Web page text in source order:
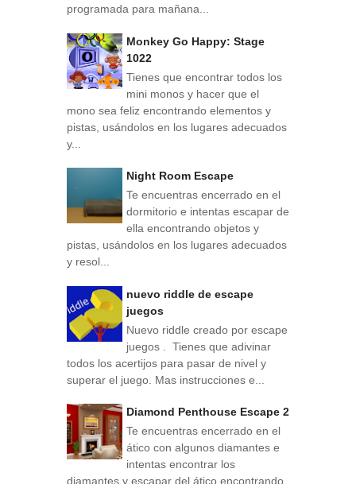
programada para mañana...
Monkey Go Happy: Stage
1022
Tienes que encontrar todos los
mini monos y hacer que el
mono sea feliz encontrando elementos y
pistas, usándolos en los lugares adecuados
y...
Night Room Escape
Te encuentras encerrado en el
dormitorio e intentas escapar de
ella encontrando objetos y
pistas, usándolos en los lugares adecuados
y resol...
nuevo riddle de escape
juegos
Nuevo riddle creado por escape
juegos . Tienes que adivinar
todos los acertijos para pasar de nivel y
superar el juego. Mas instrucciones e...
Diamond Penthouse Escape 2
Te encuentras encerrado en el
ático con algunos diamantes e
intentas encontrar los
diamantes y escapar del ático encontrando